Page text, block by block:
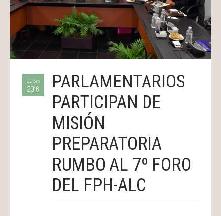
20 Sep
2016
PARLAMENTARIOS
PARTICIPAN DE
MISIÓN
PREPARATORIA
RUMBO AL 7º FORO
DEL FPH-ALC